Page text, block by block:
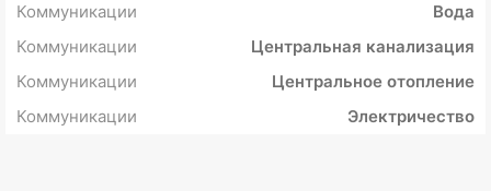
Коммуникации
Вода
Коммуникации
Центральная канализация
Коммуникации
Центральное отопление
Коммуникации
Электричество